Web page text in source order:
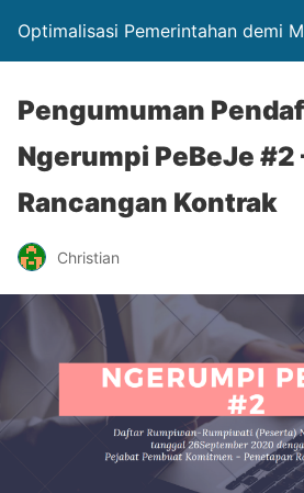
Optimalisasi Pemerintahan demi
Pengumuman
Ngerumpi PeBeJe #2
Rancangan Kontrak
Christian